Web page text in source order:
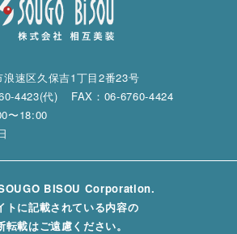
浪速区久保吉1丁目2番23号
4423(代)
FAX：06-6760-4424
〜18:00
BISOU Corporation.
トに記載されている内容の
転載はご遠慮ください。